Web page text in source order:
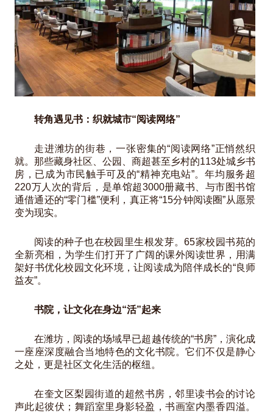
转角遇见书：织就城市“阅读网络”
走进潍坊的街巷，一张密集的“阅读网络”正悄然织
就。那些藏身社区、公园、商超甚至乡村的113处城乡书
房，已成为市民触手可及的“精神充电站”。年均服务超
220万人次的背后，是单馆超3000册藏书、与市图书馆
通借通还的“零门槛”便利，真正将“15分钟阅读圈”从愿景
变为现实。
阅读的种子也在校园里生根发芽。65家校园书苑的
全新亮相，为学生们打开了广阔的课外阅读世界，用满
架好书优化校园文化环境，让阅读成为陪伴成长的“良师
益友”。
书院，让文化在身边“活”起来
在潍坊，阅读的场域早已超越传统的“书房”，演化成
一座座深度融合当地特色的文化书院。它们不仅是静心
之处，更是社区文化生活的枢纽。
在奎文区梨园街道的超然书房，邻里读书会的讨论
声此起彼伏；舞蹈室里身影轻盈，书画室内墨香四溢。